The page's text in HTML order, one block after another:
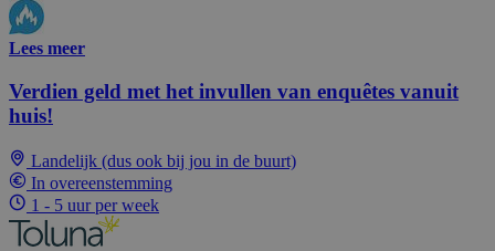
Lees meer
Verdien geld met het invullen van enquêtes vanuit
huis!
Landelijk (dus ook bij jou in de buurt)
In overeenstemming
1 - 5 uur per week